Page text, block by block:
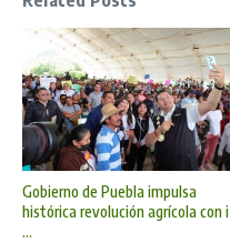
Gobierno de Puebla impulsa
histórica revolución agrícola con i
...